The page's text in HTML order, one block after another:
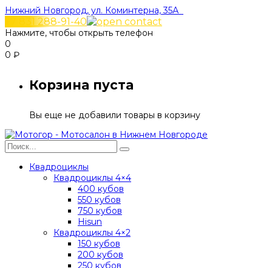
Нижний Новгород, ул. Коминтерна, 35А
+7 831 288-91-40
Нажмите, чтобы открыть телефон
0
0 ₽
Корзина пуста
Вы еще не добавили товары в корзину
Квадроциклы
Квадроциклы 4×4
400 кубов
550 кубов
750 кубов
Hisun
Квадроциклы 4×2
150 кубов
200 кубов
250 кубов